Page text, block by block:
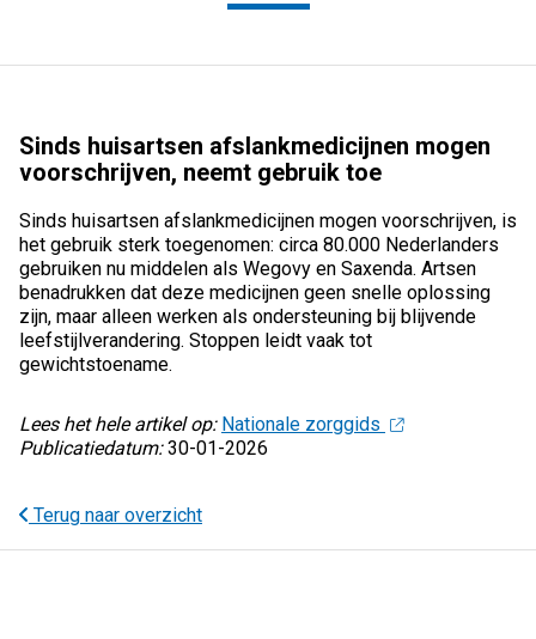
Sinds huisartsen afslankmedicijnen mogen
voorschrijven, neemt gebruik toe
Sinds huisartsen afslankmedicijnen mogen voorschrijven, is
het gebruik sterk toegenomen: circa 80.000 Nederlanders
gebruiken nu middelen als Wegovy en Saxenda. Artsen
benadrukken dat deze medicijnen geen snelle oplossing
zijn, maar alleen werken als ondersteuning bij blijvende
leefstijlverandering. Stoppen leidt vaak tot
gewichtstoename.
Lees het hele artikel op: Nationale zorggids
Publicatiedatum:30-01-2026
Terug naar overzicht